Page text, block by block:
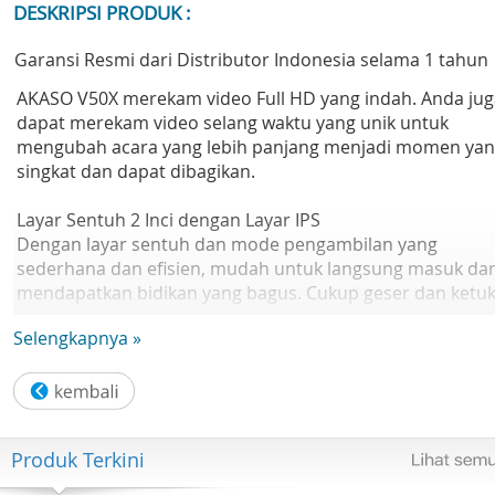
DESKRIPSI PRODUK :
Garansi Resmi dari Distributor Indonesia selama 1 tahun
AKASO V50X merekam video Full HD yang indah. Anda
dapat merekam video selang waktu yang unik untuk
mengubah acara yang lebih panjang menjadi momen
singkat dan dapat dibagikan.
Layar Sentuh 2 Inci dengan Layar IPS
Dengan layar sentuh dan mode pengambilan yang
sederhana dan efisien, mudah untuk langsung masuk
mendapatkan bidikan yang bagus. Cukup geser dan
Stabilisasi Video Halus
mengoreksi guncangan kamera untuk menghasilkan
rekaman yang sangat halus.
Kamera Kasar + Tahan Air
Tahan lama dengan desain, kamera bawah air AKASO
Selengkapnya »
Produk Terkini